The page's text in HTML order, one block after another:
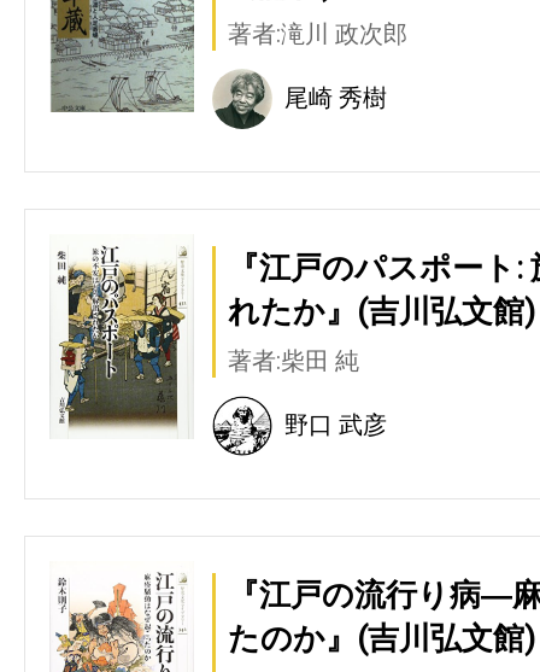
著者:滝川 政次郎
尾崎 秀樹
『江戸のパスポート
れたか』(吉川弘文館)
著者:柴田 純
野口 武彦
『江戸の流行り病―
たのか』(吉川弘文館)